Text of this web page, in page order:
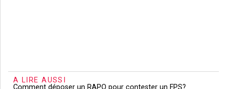
A LIRE AUSSI
Comment déposer un RAPO pour contester un FPS?